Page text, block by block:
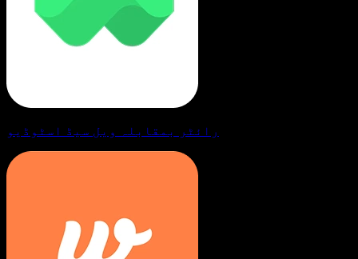
رائٹر بمقابلہ ویل سیڈ اسٹوڈیو